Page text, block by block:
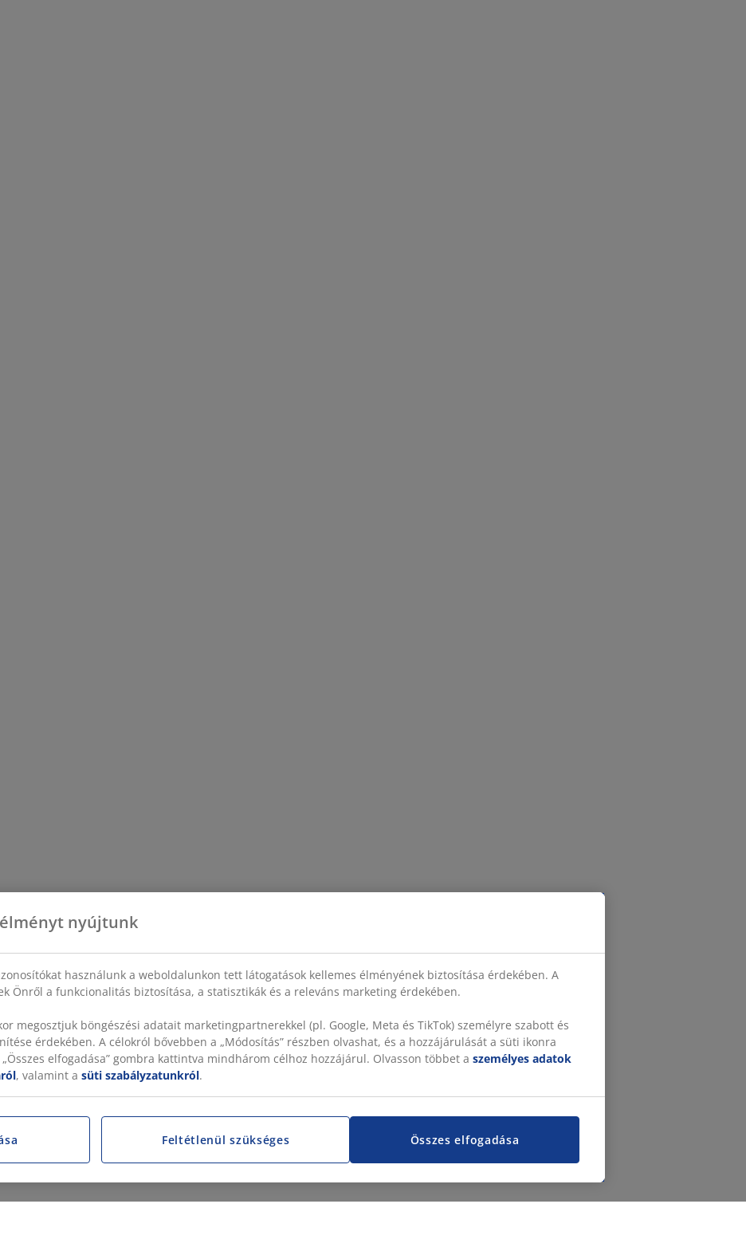
nyújtunk
használunk a weboldalunkon tett látogatások kellemes élményének biztosítása érdekében. A
Önről a funkcionalitás biztosítása, a statisztikák és a releváns marketing érdekében.
megosztjuk böngészési adatait marketingpartnerekkel (pl. Google, Meta és TikTok) személyre szabott és
érdekében. A célokról bővebben a „Módosítás” részben olvashat, és a hozzájárulását a süti ikonra
elfogadása” gombra kattintva mindhárom célhoz hozzájárul. Olvasson többet a személyes adatok
, valamint a süti szabályzatunkról.
Összes elfogadása
Feltétlenül szükséges